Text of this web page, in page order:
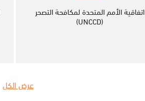
اتفاقية الأمم المتحدة لمكافحة التصحر
(UNCCD)
عرض الكل